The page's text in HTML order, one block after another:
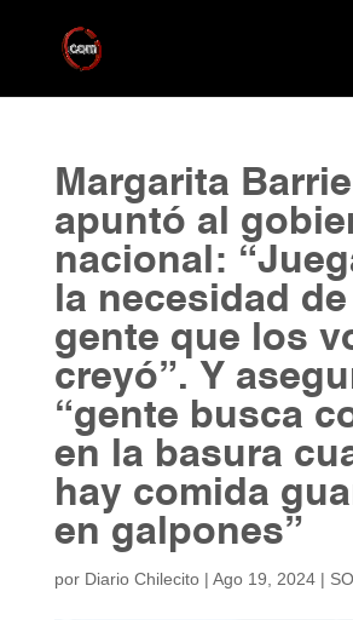
Margarita
apuntó al
nacional:
la necesidad
gente que los
creyó”. Y
“gente busca
en la basura
hay comida
en galpones”
por Diario Chilecito| Ago 19, 2024|